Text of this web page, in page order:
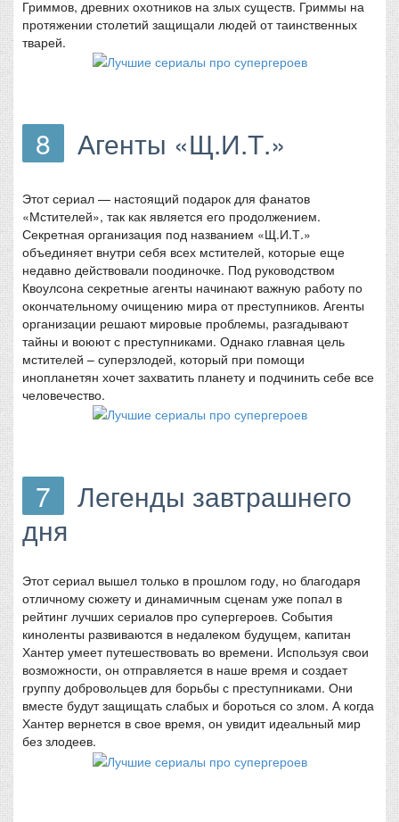
Гриммов, древних охотников на злых существ. Гриммы на
протяжении столетий защищали людей от таинственных
тварей.
8 Агенты «Щ.И.Т.»
Этот сериал — настоящий подарок для фанатов
«Мстителей», так как является его продолжением.
Секретная организация под названием «Щ.И.Т.»
объединяет внутри себя всех мстителей, которые еще
недавно действовали поодиночке. Под руководством
Квоулсона секретные агенты начинают важную работу по
окончательному очищению мира от преступников. Агенты
организации решают мировые проблемы, разгадывают
тайны и воюют с преступниками. Однако главная цель
мстителей – суперзлодей, который при помощи
инопланетян хочет захватить планету и подчинить себе все
человечество.
7
Легенды завтрашнего
дня
Этот сериал вышел только в прошлом году, но благодаря
отличному сюжету и динамичным сценам уже попал в
рейтинг лучших сериалов про супергероев. События
киноленты развиваются в недалеком будущем, капитан
Хантер умеет путешествовать во времени. Используя свои
возможности, он отправляется в наше время и создает
группу добровольцев для борьбы с преступниками. Они
вместе будут защищать слабых и бороться со злом. А когда
Хантер вернется в свое время, он увидит идеальный мир
без злодеев.